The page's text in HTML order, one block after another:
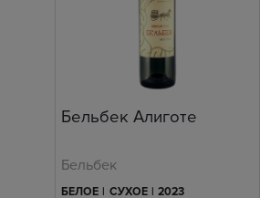
Бельбек Алиготе
Бельбек
БЕЛОЕ | СУХОЕ | 2023